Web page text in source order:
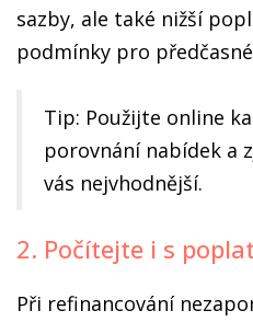
sazby, ale také nižší
podmínky pro
Tip: Použijte online
porovnání nabídek a
vás nejvhodnější.
2. Počítejte i s
Při refinancování